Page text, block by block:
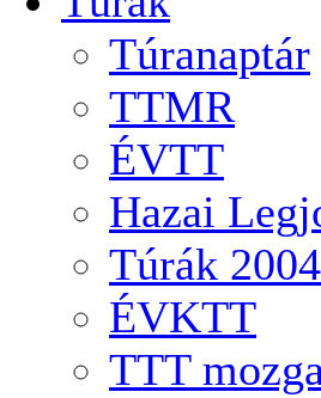
Túranaptár
TTMR
ÉVTT
Hazai
Túrák
ÉVKTT
TTT